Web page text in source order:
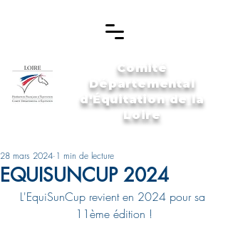
Comité
Départemental
d'Équitation de la
Loire
EQUISUNCUP 2024
28 mars 2024 1 min de lecture
L'EquiSunCup revient en 2024 pour sa
11ème édition !